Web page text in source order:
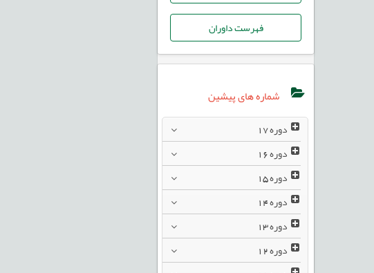
فهرست داوران
شماره های پیشین
دوره
دوره
دوره
دوره
دوره
دوره